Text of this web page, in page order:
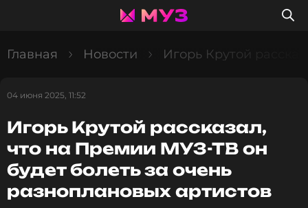
Главная Новости Игорь Крутой
04 июня 2025, 11:52
Игорь Крутой рассказал,
что на Премии МУЗ-ТВ он
будет болеть за очень
разноплановых артистов